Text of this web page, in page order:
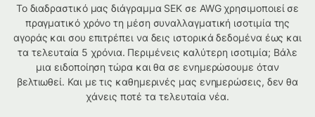
Το διαδραστικό μας διάγραμμα SEK σε AWG χρησιμοποιεί σε
πραγματικό χρόνο τη μέση συναλλαγματική ισοτιμία της
αγοράς και σου επιτρέπει να δεις ιστορικά δεδομένα έως και
τα τελευταία 5 χρόνια. Περιμένεις καλύτερη ισοτιμία; Βάλε
μια ειδοποίηση τώρα και θα σε ενημερώσουμε όταν
βελτιωθεί. Και με τις καθημερινές μας ενημερώσεις, δεν θα
χάνεις ποτέ τα τελευταία νέα.